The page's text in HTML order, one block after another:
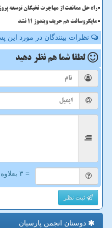
راه حل ممانعت از مهاجرت نخبگان توسعه
مایکروسافت هم حریف ویندوز 11 نشد
نظرات بینندگان در مورد این
لطفا شما هم نظر دهید
= ۳ بعلاوه ۳
ثبت نظر
دوستان انجمن پارسیان